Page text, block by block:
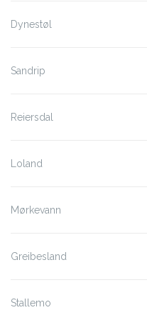
Dynestøl
Sandrip
Reiersdal
Loland
Mørkevann
Greibesland
Stallemo